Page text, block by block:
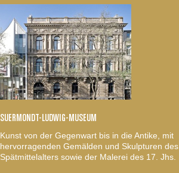
SUERMONDT-LUDWIG-MUSEUM
Kunst von der Gegenwart bis in die Antike, mit
hervorragenden Gemälden und Skulpturen des
Spätmittelalters sowie der Malerei des 17. Jhs.